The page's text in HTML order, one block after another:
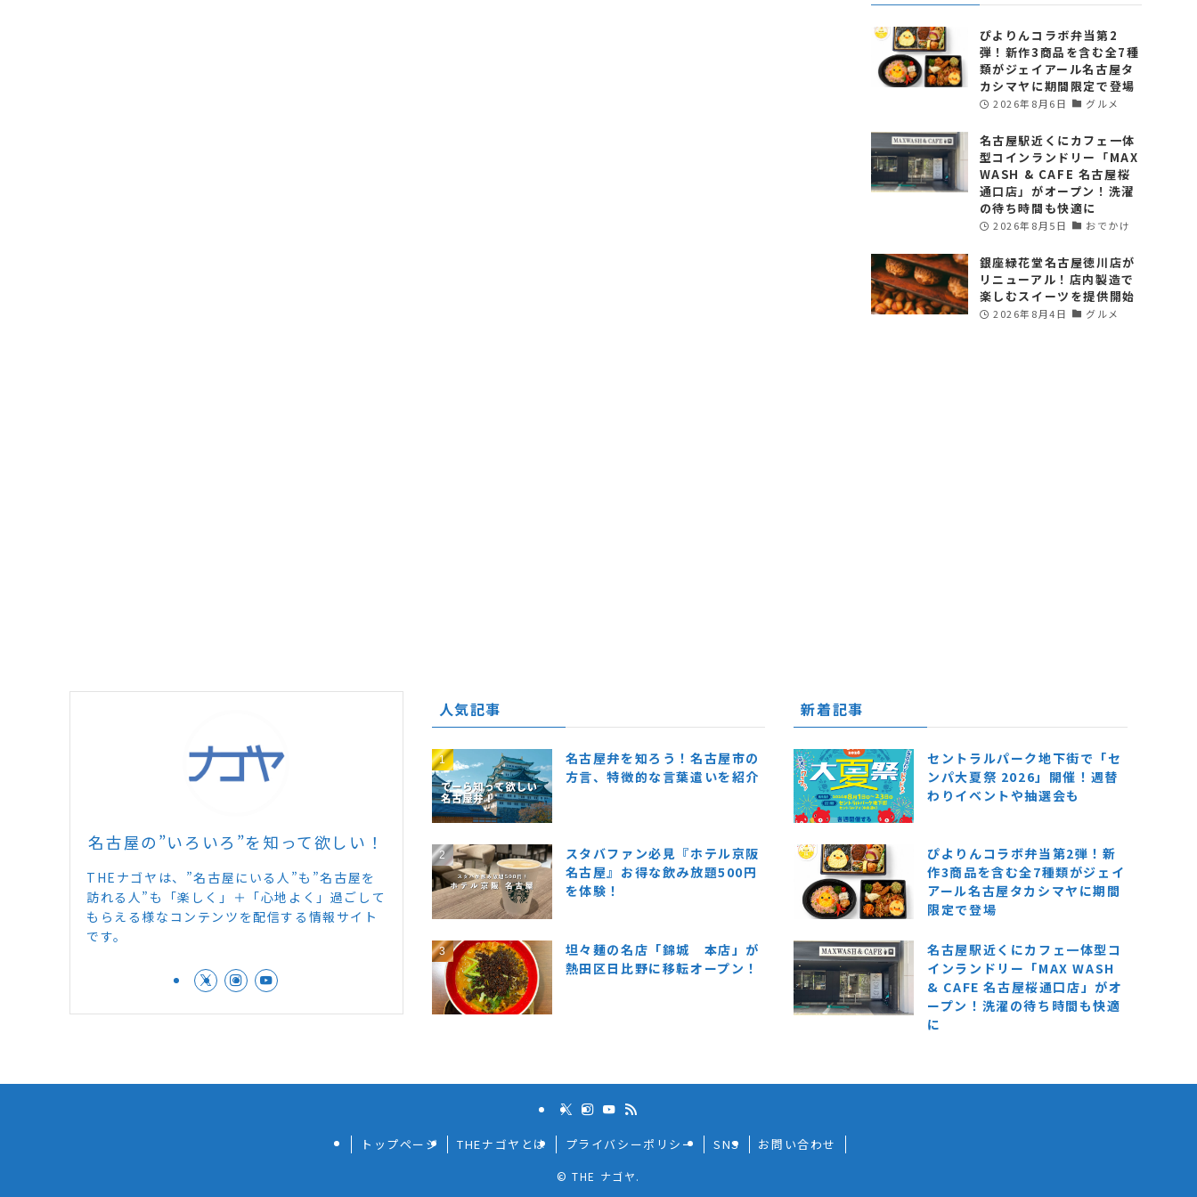
ぴよりんコラボ弁当第2
弾！新作3商品を含む全7種
類がジェイアール名古屋タ
カシマヤに期間限定で登場
2026年8月6日 グルメ
名古屋駅近くにカフェ一体
型コインランドリー「MAX
WASH & CAFE 名古屋桜
通口店」がオープン！洗濯
の待ち時間も快適に
2026年8月5日 おでかけ
銀座緑花堂名古屋徳川店が
リニューアル！店内製造で
楽しむスイーツを提供開始
2026年8月4日 グルメ
名古屋の”いろいろ”を知って欲しい！
THEナゴヤは、”名古屋にいる人”も”名古屋を
訪れる人”も「楽しく」＋「心地よく」過ごして
もらえる様なコンテンツを配信する情報サイト
です。
人気記事
名古屋弁を知ろう！名古屋市の
方言、特徴的な言葉遣いを紹介
スタバファン必見『ホテル京阪
名古屋』お得な飲み放題500円
を体験！
坦々麺の名店「錦城 本店」が
熱田区日比野に移転オープン！
新着記事
セントラルパーク地下街で「セ
ンパ大夏祭 2026」開催！週替
わりイベントや抽選会も
ぴよりんコラボ弁当第2弾！新
作3商品を含む全7種類がジェイ
アール名古屋タカシマヤに期間
限定で登場
名古屋駅近くにカフェ一体型コ
インランドリー「MAX WASH
& CAFE 名古屋桜通口店」がオ
ープン！洗濯の待ち時間も快適
に
トップページ THEナゴヤとは プライバシーポリシー SNS お問い合わせ
© THE ナゴヤ.